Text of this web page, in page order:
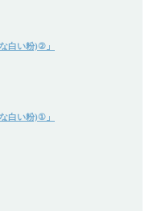
白い粉)②」
白い粉)①」